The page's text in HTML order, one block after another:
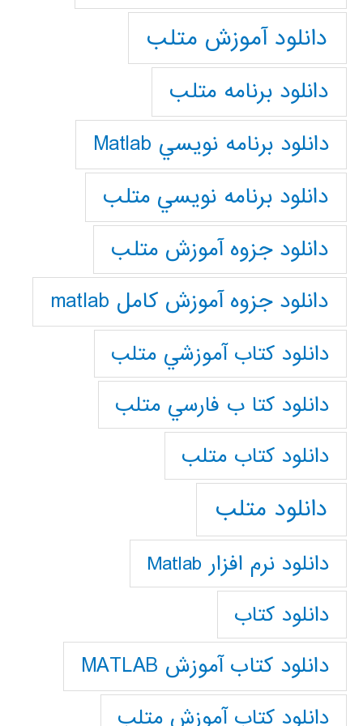
دانلود آموزش متلب
دانلود برنامه متلب
دانلود برنامه نويسي Matlab
دانلود برنامه نويسي متلب
دانلود جزوه آموزش متلب
دانلود جزوه آموزش کامل matlab
دانلود كتاب آموزشي متلب
دانلود كتا ب فارسي متلب
دانلود كتاب متلب
دانلود متلب
دانلود نرم افزار Matlab
دانلود کتاب
دانلود کتاب آموزش MATLAB
دانلود کتاب آموزش متلب